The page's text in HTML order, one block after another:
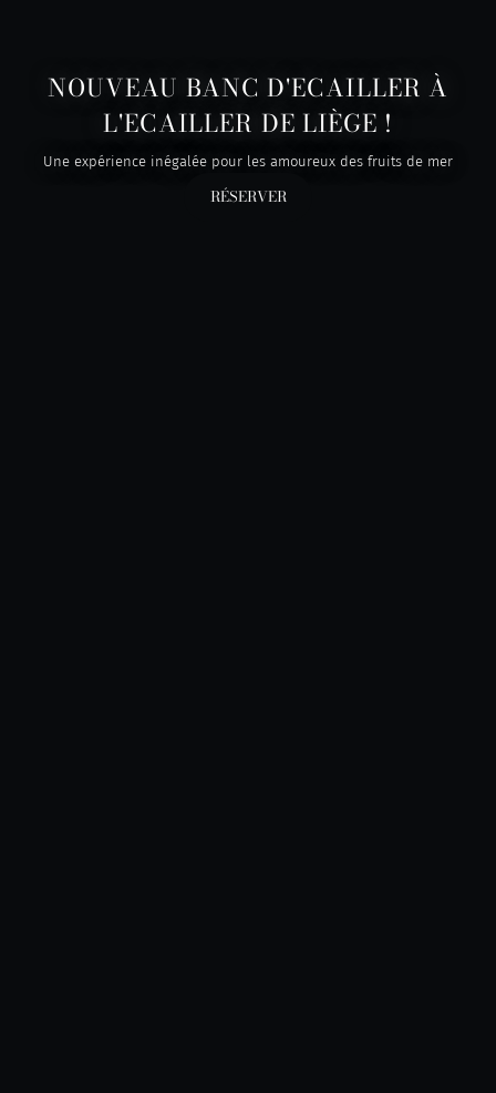
NOUVEAU BANC D'ECAILLER À
L'ECAILLER DE LIÈGE !
Une expérience inégalée pour les amoureux des fruits de mer
RÉSERVER